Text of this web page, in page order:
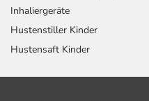
Inhaliergeräte
Hustenstiller Kinder
Hustensaft Kinder